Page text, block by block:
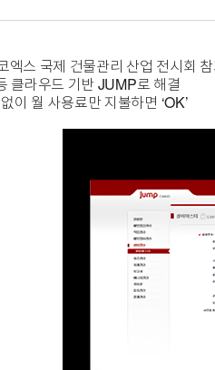
엑스 국제 건물관리 산업 전시회
클라우드 기반 JUMP로 해결
이 월 사용료만 지불하면 ‘OK’